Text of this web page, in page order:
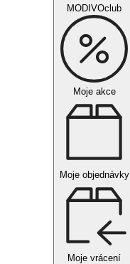
MODIVOclub
Moje akce
Moje objednávky
Moje vrácení